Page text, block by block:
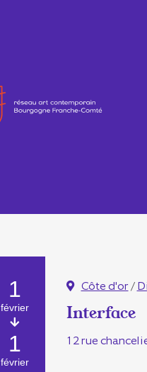
1
février
1
février
Côte d'or/
Interface
12 rue